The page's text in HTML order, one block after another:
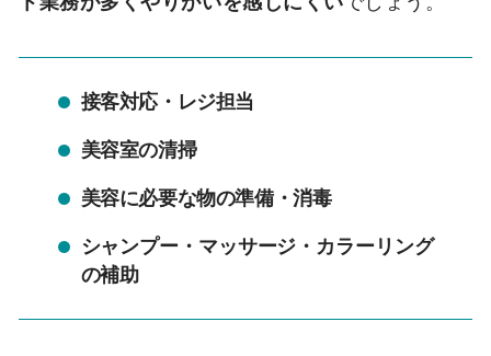
接客対応・レジ担当
美容室の清掃
美容に必要な物の準備・消毒
シャンプー・マッサージ・カラーリング
の補助